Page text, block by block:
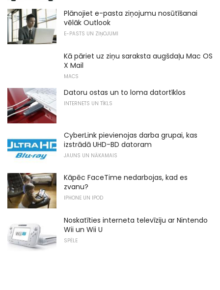
Plānojiet e-pasta ziņojumu nosūtīšanai
vēlāk Outlook
E-PASTS UN ZIŅOJUMI
Kā pāriet uz ziņu saraksta augšdaļu Mac OS
X Mail
MACS
Datoru ostas un to loma datortīklos
INTERNETS UN TĪKLS
CyberLink pievienojas darba grupai, kas
izstrādā UHD-BD datoram
JAUNS UN NĀKAMAIS
Kāpēc FaceTime nedarbojas, kad es
zvanu?
IPHONE UN IPOD
Noskatīties interneta televīziju ar Nintendo
Wii un Wii U
SPĒLE